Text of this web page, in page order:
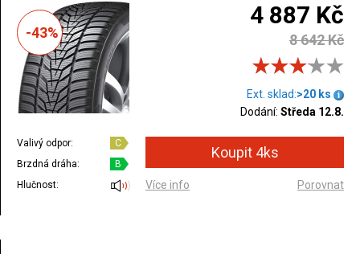
-43%
4 887 Kč
8 642 Kč
Ext. sklad:>20 ks
Dodání: Středa 12.8.
Valivý odpor:
C
Brzdná dráha:
B
Hlučnost:
Více info Porovnat